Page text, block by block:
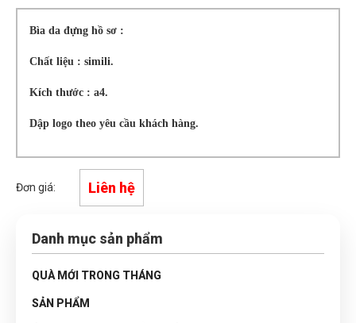
Bìa da đựng hồ sơ :
Chất liệu : simili.
Kích thước : a4.
Dập logo theo yêu cầu khách hàng.
Đơn giá: Liên hệ
Danh mục sản phẩm
QUÀ MỚI TRONG THÁNG
SẢN PHẨM